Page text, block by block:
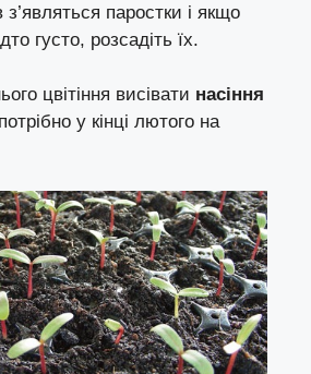
з’являться паростки і якщо
густо, розсадіть їх.
цвітіння висівати насіння
потрібно у кінці лютого на